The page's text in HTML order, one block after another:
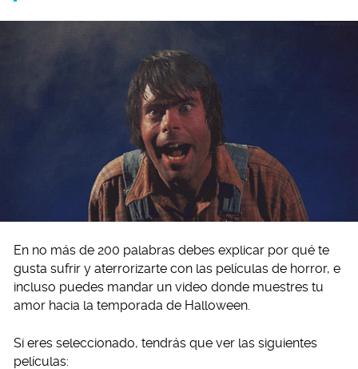
En no más de 200 palabras debes explicar por qué te
gusta sufrir y aterrorizarte con las películas de horror, e
incluso puedes mandar un video donde muestres tu
amor hacia la temporada de Halloween.
Si eres seleccionado, tendrás que ver las siguientes
películas: